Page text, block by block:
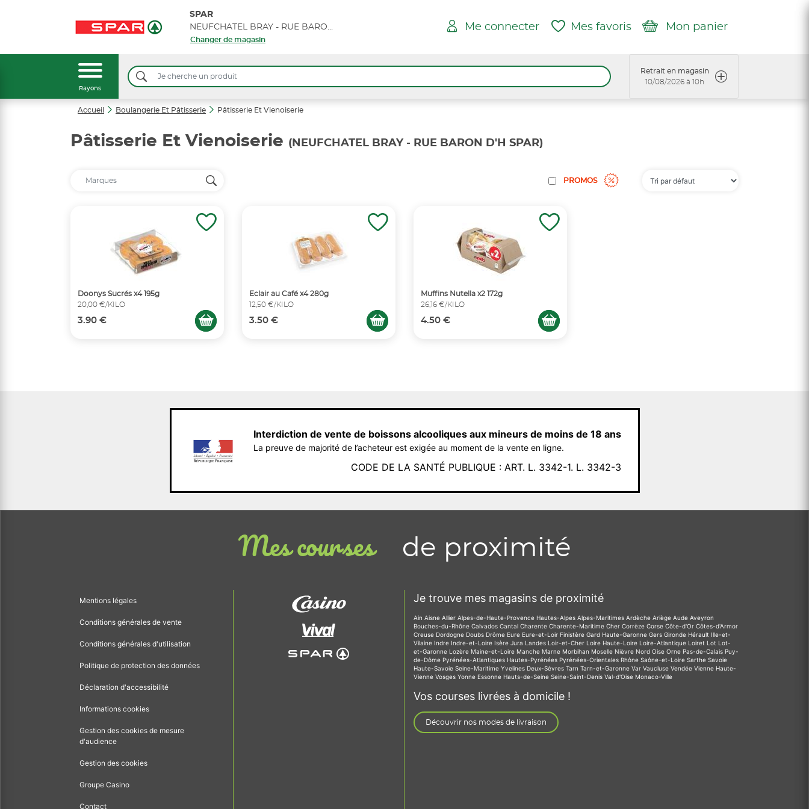
SPAR
NEUFCHATEL BRAY - RUE BARON D'H SPAR
Changer de magasin
Me connecter Mes favoris Mon panier
Rayons
Retrait en magasin
10/08/2026 à 10h
Accueil Boulangerie Et Pâtisserie Pâtisserie Et Vienoiserie
Pâtisserie Et Vienoiserie (NEUFCHATEL BRAY - RUE BARON D'H SPAR)
PROMOS
Doonys Sucrés x4 195g
20,00 €/KILO
3.90 €
Eclair au Café x4 280g
12,50 €/KILO
3.50 €
Muffins Nutella x2 172g
26,16 €/KILO
4.50 €
Interdiction de vente de boissons alcooliques aux mineurs de moins de 18 ans
La preuve de majorité de l’acheteur est exigée au moment de la vente en ligne.
CODE DE LA SANTÉ PUBLIQUE : ART. L. 3342-1. L. 3342-3
Mes courses de proximité
Mentions légales
Conditions générales de vente
Conditions générales d'utilisation
Politique de protection des données
Déclaration d'accessibilité
Informations cookies
Gestion des cookies de mesure
d'audience
Gestion des cookies
Groupe Casino
Contact
Je trouve mes magasins de proximité
Ain Aisne Allier Alpes-de-Haute-Provence Hautes-Alpes Alpes-Maritimes Ardèche Ariège Aude Aveyron
Bouches-du-Rhône Calvados Cantal Charente Charente-Maritime Cher Corrèze Corse Côte-d'Or Côtes-d'Armor
Creuse Dordogne Doubs Drôme Eure Eure-et-Loir Finistère Gard Haute-Garonne Gers Gironde Hérault Ille-et-
Vilaine Indre Indre-et-Loire Isère Jura Landes Loir-et-Cher Loire Haute-Loire Loire-Atlantique Loiret Lot Lot-
et-Garonne Lozère Maine-et-Loire Manche Marne Morbihan Moselle Nièvre Nord Oise Orne Pas-de-Calais Puy-
de-Dôme Pyrénées-Atlantiques Hautes-Pyrénées Pyrénées-Orientales Rhône Saône-et-Loire Sarthe Savoie
Haute-Savoie Seine-Maritime Yvelines Deux-Sèvres Tarn Tarn-et-Garonne Var Vaucluse Vendée Vienne Haute-
Vienne Vosges Yonne Essonne Hauts-de-Seine Seine-Saint-Denis Val-d'Oise Monaco-Ville
Vos courses livrées à domicile !
Découvrir nos modes de livraison